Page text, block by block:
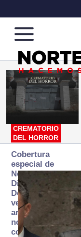
Norte
de
Ciudad
Más
que
noticias,
hacemos periodismo
CREMATORIO
DEL HORROR
Cobertura
especial de
Norte
Digital:
Donde la
verdad
arde… pero
no se
consume